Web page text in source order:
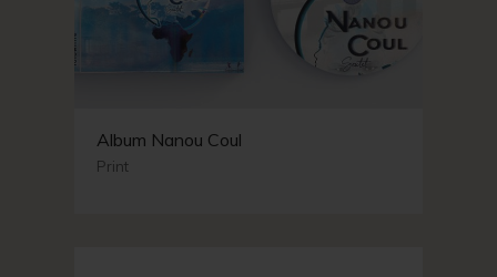
Album Nanou Coul
Print